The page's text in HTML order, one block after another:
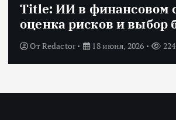
Title: ИИ в финансовом
оценка рисков и выбор
ОтRedactor 18 июня, 2026